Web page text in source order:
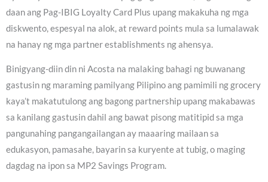
daan ang Pag-IBIG Loyalty Card Plus upang makakuha ng mga
diskwento, espesyal na alok, at reward points mula sa lumalawak
na hanay ng mga partner establishments ng ahensya.
Binigyang-diin din ni Acosta na malaking bahagi ng buwanang
gastusin ng maraming pamilyang Pilipino ang pamimili ng grocery
kaya’t makatutulong ang bagong partnership upang makabawas
sa kanilang gastusin dahil ang bawat pisong matitipid sa mga
pangunahing pangangailangan ay maaaring mailaan sa
edukasyon, pamasahe, bayarin sa kuryente at tubig, o maging
dagdag na ipon sa MP2 Savings Program.